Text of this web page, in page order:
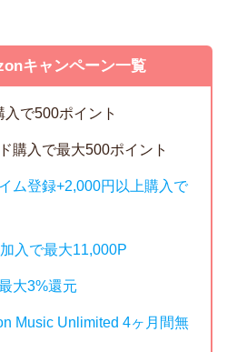
キャンペーン一覧
で500ポイント
購入で最大500ポイント
ム登録+2,000円以上購入で
入で最大11,000P
大3%還元
Music Unlimited 4ヶ月間無